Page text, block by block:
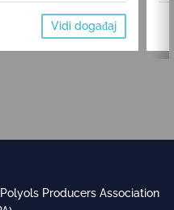
Vidi događaj
Producers Association